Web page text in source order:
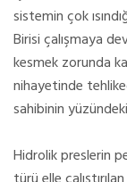
sistemin çok
Birisi çalışmaya
kesmek zorunda
nihayetinde
sahibinin
Hidrolik preslerin